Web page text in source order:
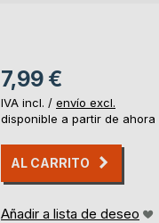
7,99 €
IVA incl. / envío excl.
disponible a partir de ahora
AL CARRITO
Añadir a lista de deseo